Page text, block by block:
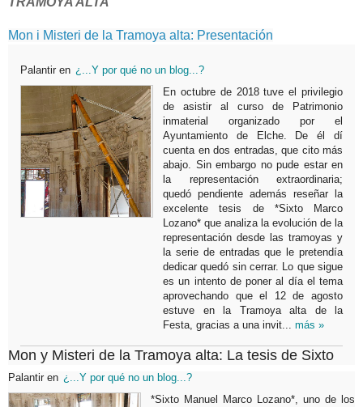
Mon i Misteri de la Tramoya alta: Presentación
Palantir en ¿...Y por qué no un blog...?
En octubre de 2018 tuve el privilegio
de asistir al curso de Patrimonio
inmaterial organizado por el
Ayuntamiento de Elche. De él dí
cuenta en dos entradas, que cito más
abajo. Sin embargo no pude estar en
la representación extraordinaria;
quedó pendiente además reseñar la
excelente tesis de *Sixto Marco
Lozano* que analiza la evolución de la
representación desde las tramoyas y
la serie de entradas que le pretendía
dedicar quedó sin cerrar. Lo que sigue
es un intento de poner al día el tema
aprovechando que el 12 de agosto
estuve en la Tramoya alta de la
Festa, gracias a una invit... más »
Mon y Misteri de la Tramoya alta: La tesis de Sixto
Palantir en ¿...Y por qué no un blog...?
*Sixto Manuel Marco Lozano*, uno de los